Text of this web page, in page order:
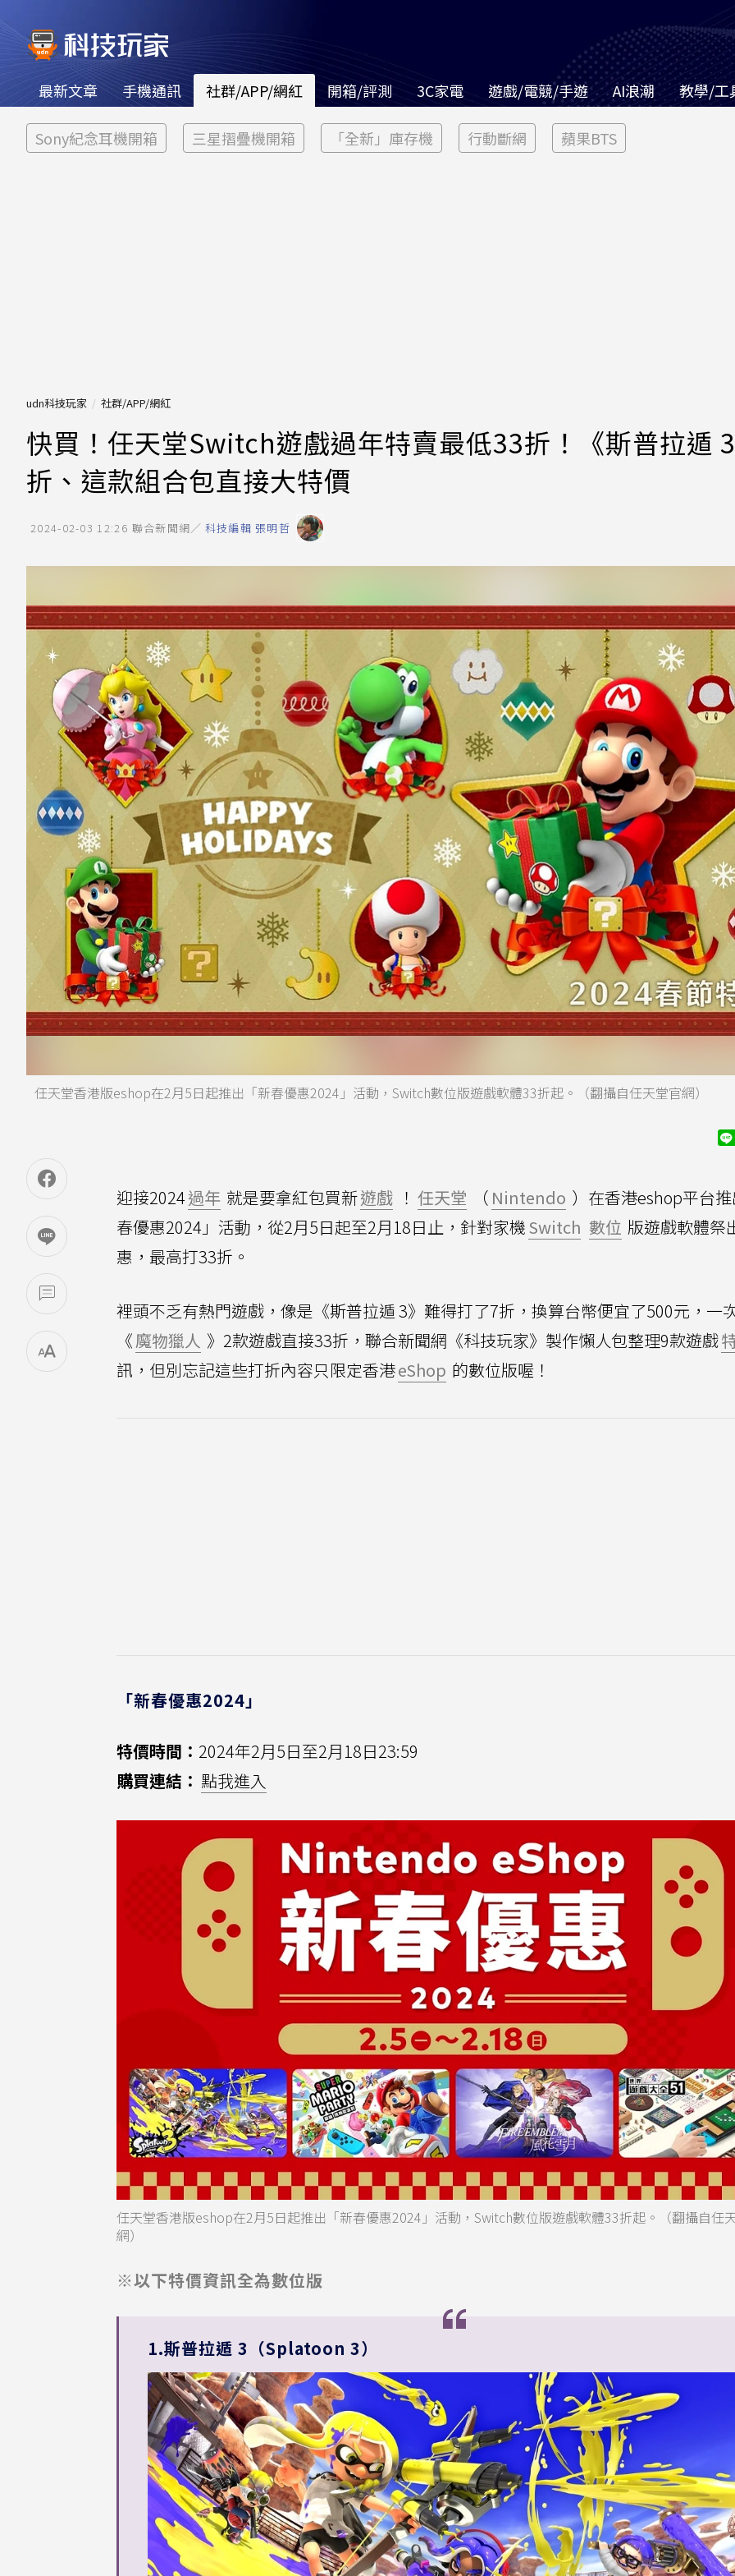
最新文章 手機通訊 社群/APP/網紅 開箱/評測 3C家電 遊戲/電競/手遊 AI浪潮 教學/工
Sony紀念耳機開箱 三星摺疊機開箱 「全新」庫存機 行動斷網 蘋果BTS
udn科技玩家 社群/APP/網紅
快買！任天堂Switch遊戲過年特賣最低33折！《斯普拉遁
折、這款組合包直接大特價
2024-02-03 12:26 聯合新聞網／ 科技編輯 張明哲
任天堂香港版eshop在2月5日起推出「新春優惠2024」活動，Switch數位版遊戲軟體33折起。（翻攝自任天堂官網）
迎接2024過年 就是要拿紅包買新遊戲 ！ 任天堂 （ Nintendo ）在香港eshop平台
春優惠2024」活動，從2月5日起至2月18日止，針對家機Switch 數位 版遊戲軟體祭
惠，最高打33折。
裡頭不乏有熱門遊戲，像是《斯普拉遁 3》難得打了7折，換算台幣便宜了500元，一
《魔物獵人 》2款遊戲直接33折，聯合新聞網《科技玩家》製作懶人包整理9款遊戲
訊，但別忘記這些打折內容只限定香港eShop 的數位版喔！
「新春優惠2024」
特價時間： 2024年2月5日至2月18日23:59
購買連結： 點我進入
任天堂香港版eshop在2月5日起推出「新春優惠2024」活動，Switch數位版遊戲軟體33折起。（翻攝自任
網）
※以下特價資訊全為數位版
1.斯普拉遁 3（Splatoon 3）